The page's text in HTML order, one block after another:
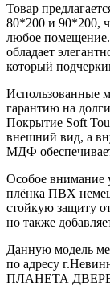
Товар
80*200 и 90*200,
любое помещение.
обладает
который
Использованные
гарантию на
Покрытие Soft
внешний вид, а
МДФ
Особое внимание
плёнка ПВХ
стойкую защиту
но также
Данную модель
по адресу
ПЛАНЕТА